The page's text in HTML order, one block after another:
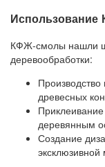
Использование
КФЖ-смолы нашли
деревообработки:
древесных
деревянным
Создание